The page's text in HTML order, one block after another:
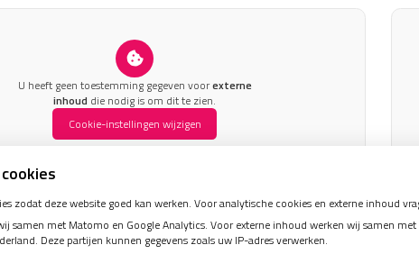
U heeft geen toestemming gegeven voorexterne
inhoud die nodig is om dit te zien.
Cookie-instellingen wijzigen
|Beheer
zodat deze website goed kan werken. Voor analytische cookies en externe inhoud
samen met Matomo en Google Analytics. Voor externe inhoud werken wij samen
Deze partijen kunnen gegevens zoals uw IP-adres verwerken.